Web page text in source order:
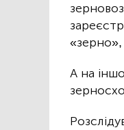
«зерно»,
А на